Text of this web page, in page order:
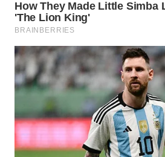
SUKABUMI
PURWAKARTA
WN
PRIANGAN
TIMUR
WN